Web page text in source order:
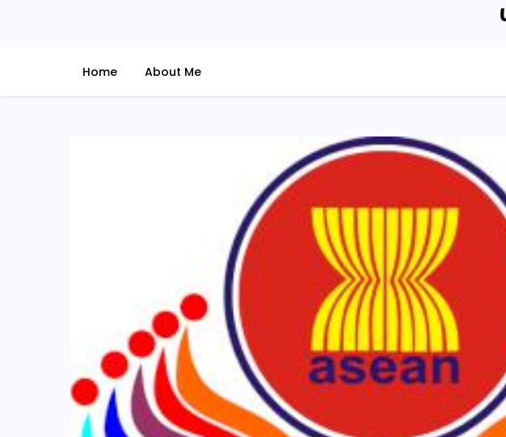
Home About Me